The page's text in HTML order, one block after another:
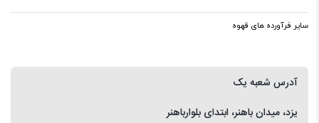
سایر فرآورده های قهوه
آدرس شعبه یک
یزد، میدان باهنر، ابتدای بلوارباهنر